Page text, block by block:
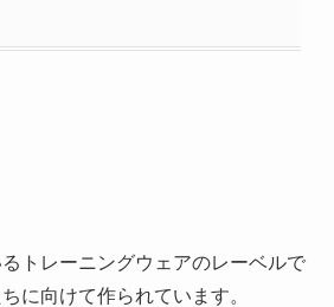
トレーニングウェアのレーベルで
に向けて作られています。